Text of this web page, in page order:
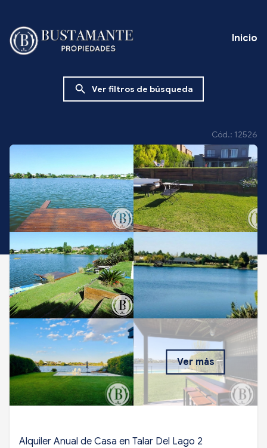
Inicio
search Ver filtros de búsqueda
Cód.: 12526
Ver más
Alquiler Anual de Casa en Talar Del Lago 2